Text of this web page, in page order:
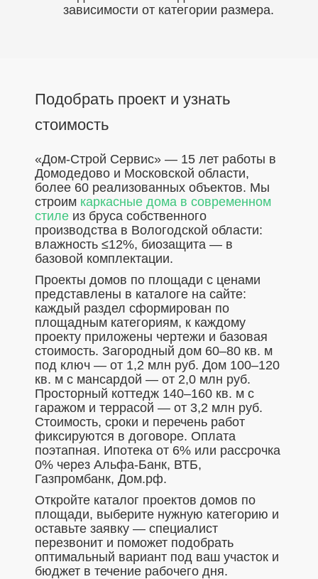
зависимости от категории размера.
Подобрать проект и узнать
стоимость
«Дом-Строй Сервис» — 15 лет работы в
Домодедово и Московской области,
более 60 реализованных объектов. Мы
строим каркасные дома в современном
стиле из бруса собственного
производства в Вологодской области:
влажность ≤12%, биозащита — в
базовой комплектации.
Проекты домов по площади с ценами
представлены в каталоге на сайте:
каждый раздел сформирован по
площадным категориям, к каждому
проекту приложены чертежи и базовая
стоимость. Загородный дом 60–80 кв. м
под ключ — от 1,2 млн руб. Дом 100–120
кв. м с мансардой — от 2,0 млн руб.
Просторный коттедж 140–160 кв. м с
гаражом и террасой — от 3,2 млн руб.
Стоимость, сроки и перечень работ
фиксируются в договоре. Оплата
поэтапная. Ипотека от 6% или рассрочка
0% через Альфа-Банк, ВТБ,
Газпромбанк, Дом.рф.
Откройте каталог проектов домов по
площади, выберите нужную категорию и
оставьте заявку — специалист
перезвонит и поможет подобрать
оптимальный вариант под ваш участок и
бюджет в течение рабочего дня.